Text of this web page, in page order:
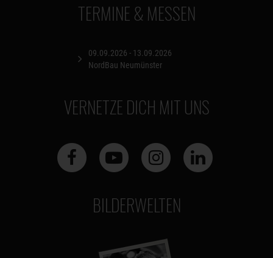
TERMINE & MESSEN
09.09.2026 - 13.09.2026
NordBau Neumünster
VERNETZE DICH MIT UNS
BILDERWELTEN